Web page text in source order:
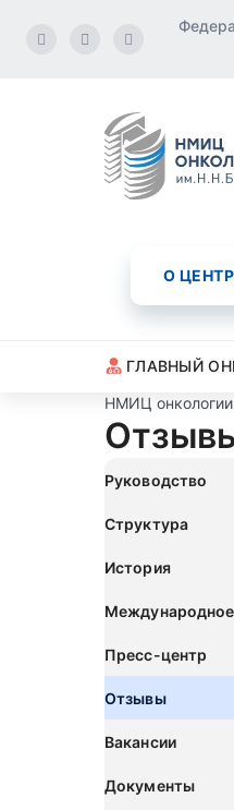
О
ГЛАВНЫЙ
НМИЦ
Руководство
Структура
История
Международное
Пресс-центр
Отзывы
Вакансии
Документы